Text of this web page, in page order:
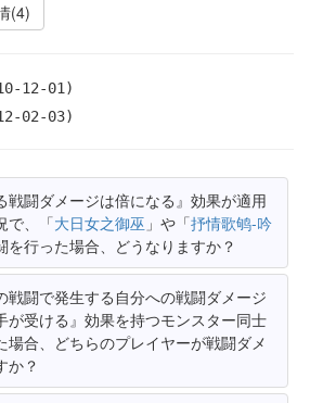
(4)
12-01)
02-03)
戦闘ダメージは倍になる』効果が適用
で、「大日女之御巫 」や「抒情歌鸲-吟
を行った場合、どうなりますか？
戦闘で発生する自分への戦闘ダメージ
が受ける』効果を持つモンスター同士
場合、どちらのプレイヤーが戦闘ダメ
か？